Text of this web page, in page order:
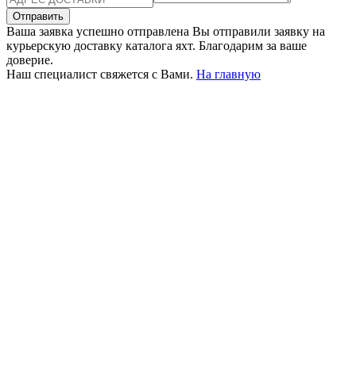
Отправить
Ваша заявка успешно отправлена Вы отправили заявку на
курьерскую доставку каталога яхт. Благодарим за ваше
доверие.
Наш специалист свяжется с Вами. На главную